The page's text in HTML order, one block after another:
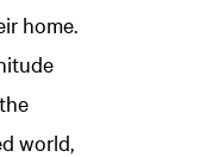
home.
world,